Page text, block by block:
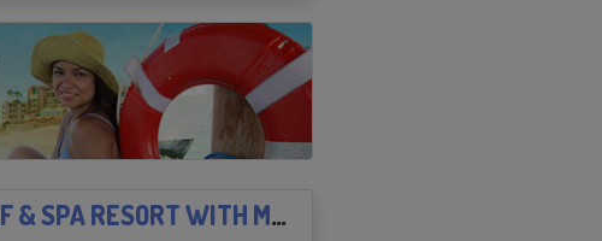
GRAND ISLA NAVIDAD GOLF & SPA RESORT WITH MARINA